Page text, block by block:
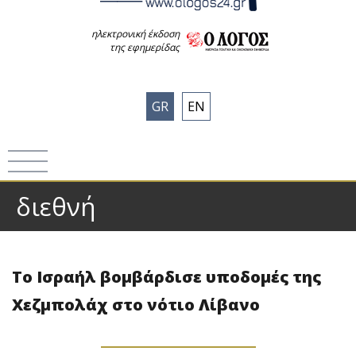
ηλεκτρονική έκδοση
της εφημερίδας
GR EN
διεθνή
Το Ισραήλ βομβάρδισε υποδομές της
Χεζμπολάχ στο νότιο Λίβανο